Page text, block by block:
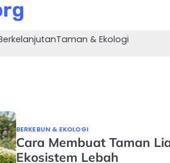
Taman & Ekologi
BERKEBUN & EKOLOGI
Cara Membuat Taman
Ekosistem Lebah